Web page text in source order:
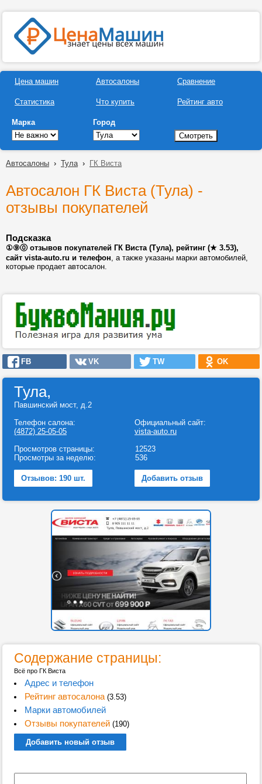
Цена машин
Статистика
Автосалоны
Что купить
Сравнение
Рейтинг авто
Марка Город
Автосалоны › Тула› ГК Виста
Автосалон ГК Виста (Тула) -
отзывы покупателей
Подсказка
①⑨⓪ отзывов покупателей ГК Виста (Тула), рейтинг (★ 3.53),
сайт vista-auto.ru и телефон, а также указаны марки автомобилей,
которые продает автосалон.
FB VK TW OK
Тула,
Павшинский мост, д.2
Телефон салона:
(4872) 25-05-05
Официальный сайт:
vista-auto.ru
Просмотров страницы:
Просмотры за неделю:
12523
536
Отзывов: 190 шт. Добавить отзыв
Содержание страницы:
Всё про ГК Виста
Адрес и телефон
Рейтинг автосалона(3.53)
Марки автомобилей
Отзывы покупателей(190)
Добавить новый отзыв